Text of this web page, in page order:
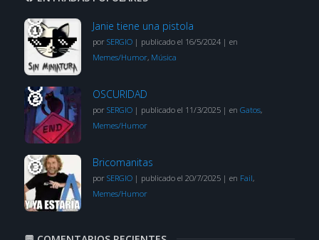
Janie tiene una pistola
por SERGIO| publicado el 16/5/2024| en
Memes/Humor, Música
OSCURIDAD
por SERGIO| publicado el 11/3/2025| en Gatos,
Memes/Humor
Bricomanitas
por SERGIO| publicado el 20/7/2025| en Fail,
Memes/Humor